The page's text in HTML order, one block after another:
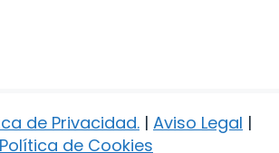
de Privacidad. | Aviso Legal |
Política de Cookies